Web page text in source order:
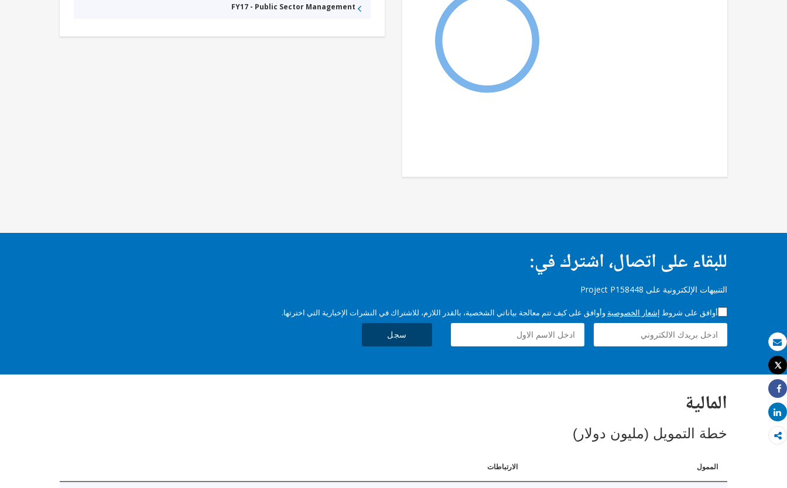
بريد الكتروني
طباعة
Tweet
Share
Share
FY17 - Public Sector Management
للبقاء على اتصال، اشترك في:
التنبيهات الإلكترونية على Project P158448
أوافق على شروط إشعار الخصوصية وأوافق على كيف تتم معالجة بياناتي الشخصية، بالقدر اللازم، للاشتراك في النشرات الإخبارية التي اخترتها.
سجل
المالية
خطة التمويل (مليون دولار)
الممول الارتباطات